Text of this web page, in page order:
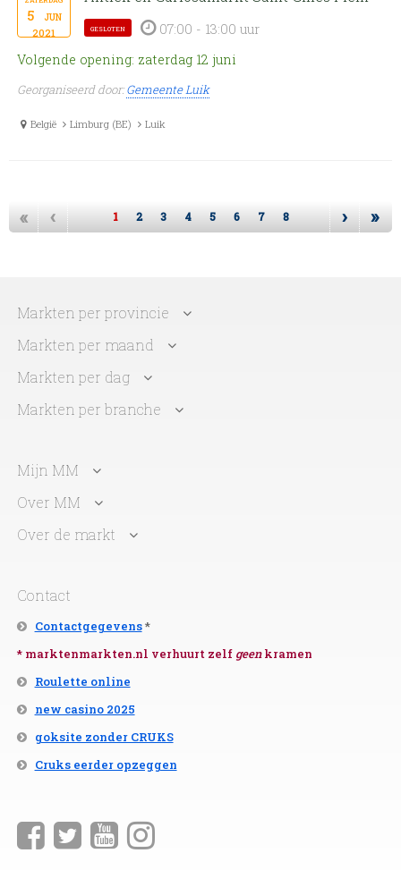
5 jun
2021 gesloten
07:00 - 13:00 uur
Volgende opening: zaterdag 12 juni
Georganiseerd door:Gemeente Luik
België Limburg (BE) Luik
« ‹ 1 2 3 4 5 6 7 8 › »
Markten per provincie
Markten per maand
Markten per dag
Markten per branche
Mijn MM
Over MM
Over de markt
Contact
Contactgegevens*
* marktenmarkten.nl verhuurt zelf geenkramen
Roulette online
new casino 2025
goksite zonder CRUKS
Cruks eerder opzeggen